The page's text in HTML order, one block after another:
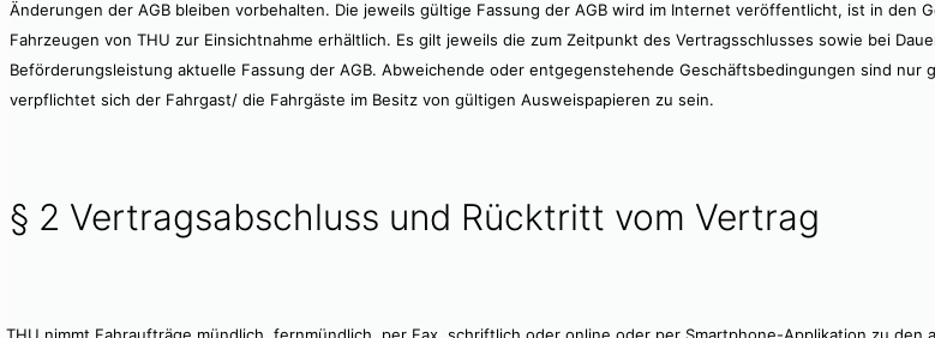
Änderungen der AGB bleiben vorbehalten. Die jeweils gültige Fassung der AGB wird im Internet veröffentlicht, ist in den
Fahrzeugen von THU zur Einsichtnahme erhältlich. Es gilt jeweils die zum Zeitpunkt des Vertragsschlusses sowie bei
Beförderungsleistung aktuelle Fassung der AGB. Abweichende oder entgegenstehende Geschäftsbedingungen sind
verpflichtet sich der Fahrgast/ die Fahrgäste im Besitz von gültigen Ausweispapieren zu sein.
§ 2 Vertragsabschluss und Rücktritt vom Vertrag